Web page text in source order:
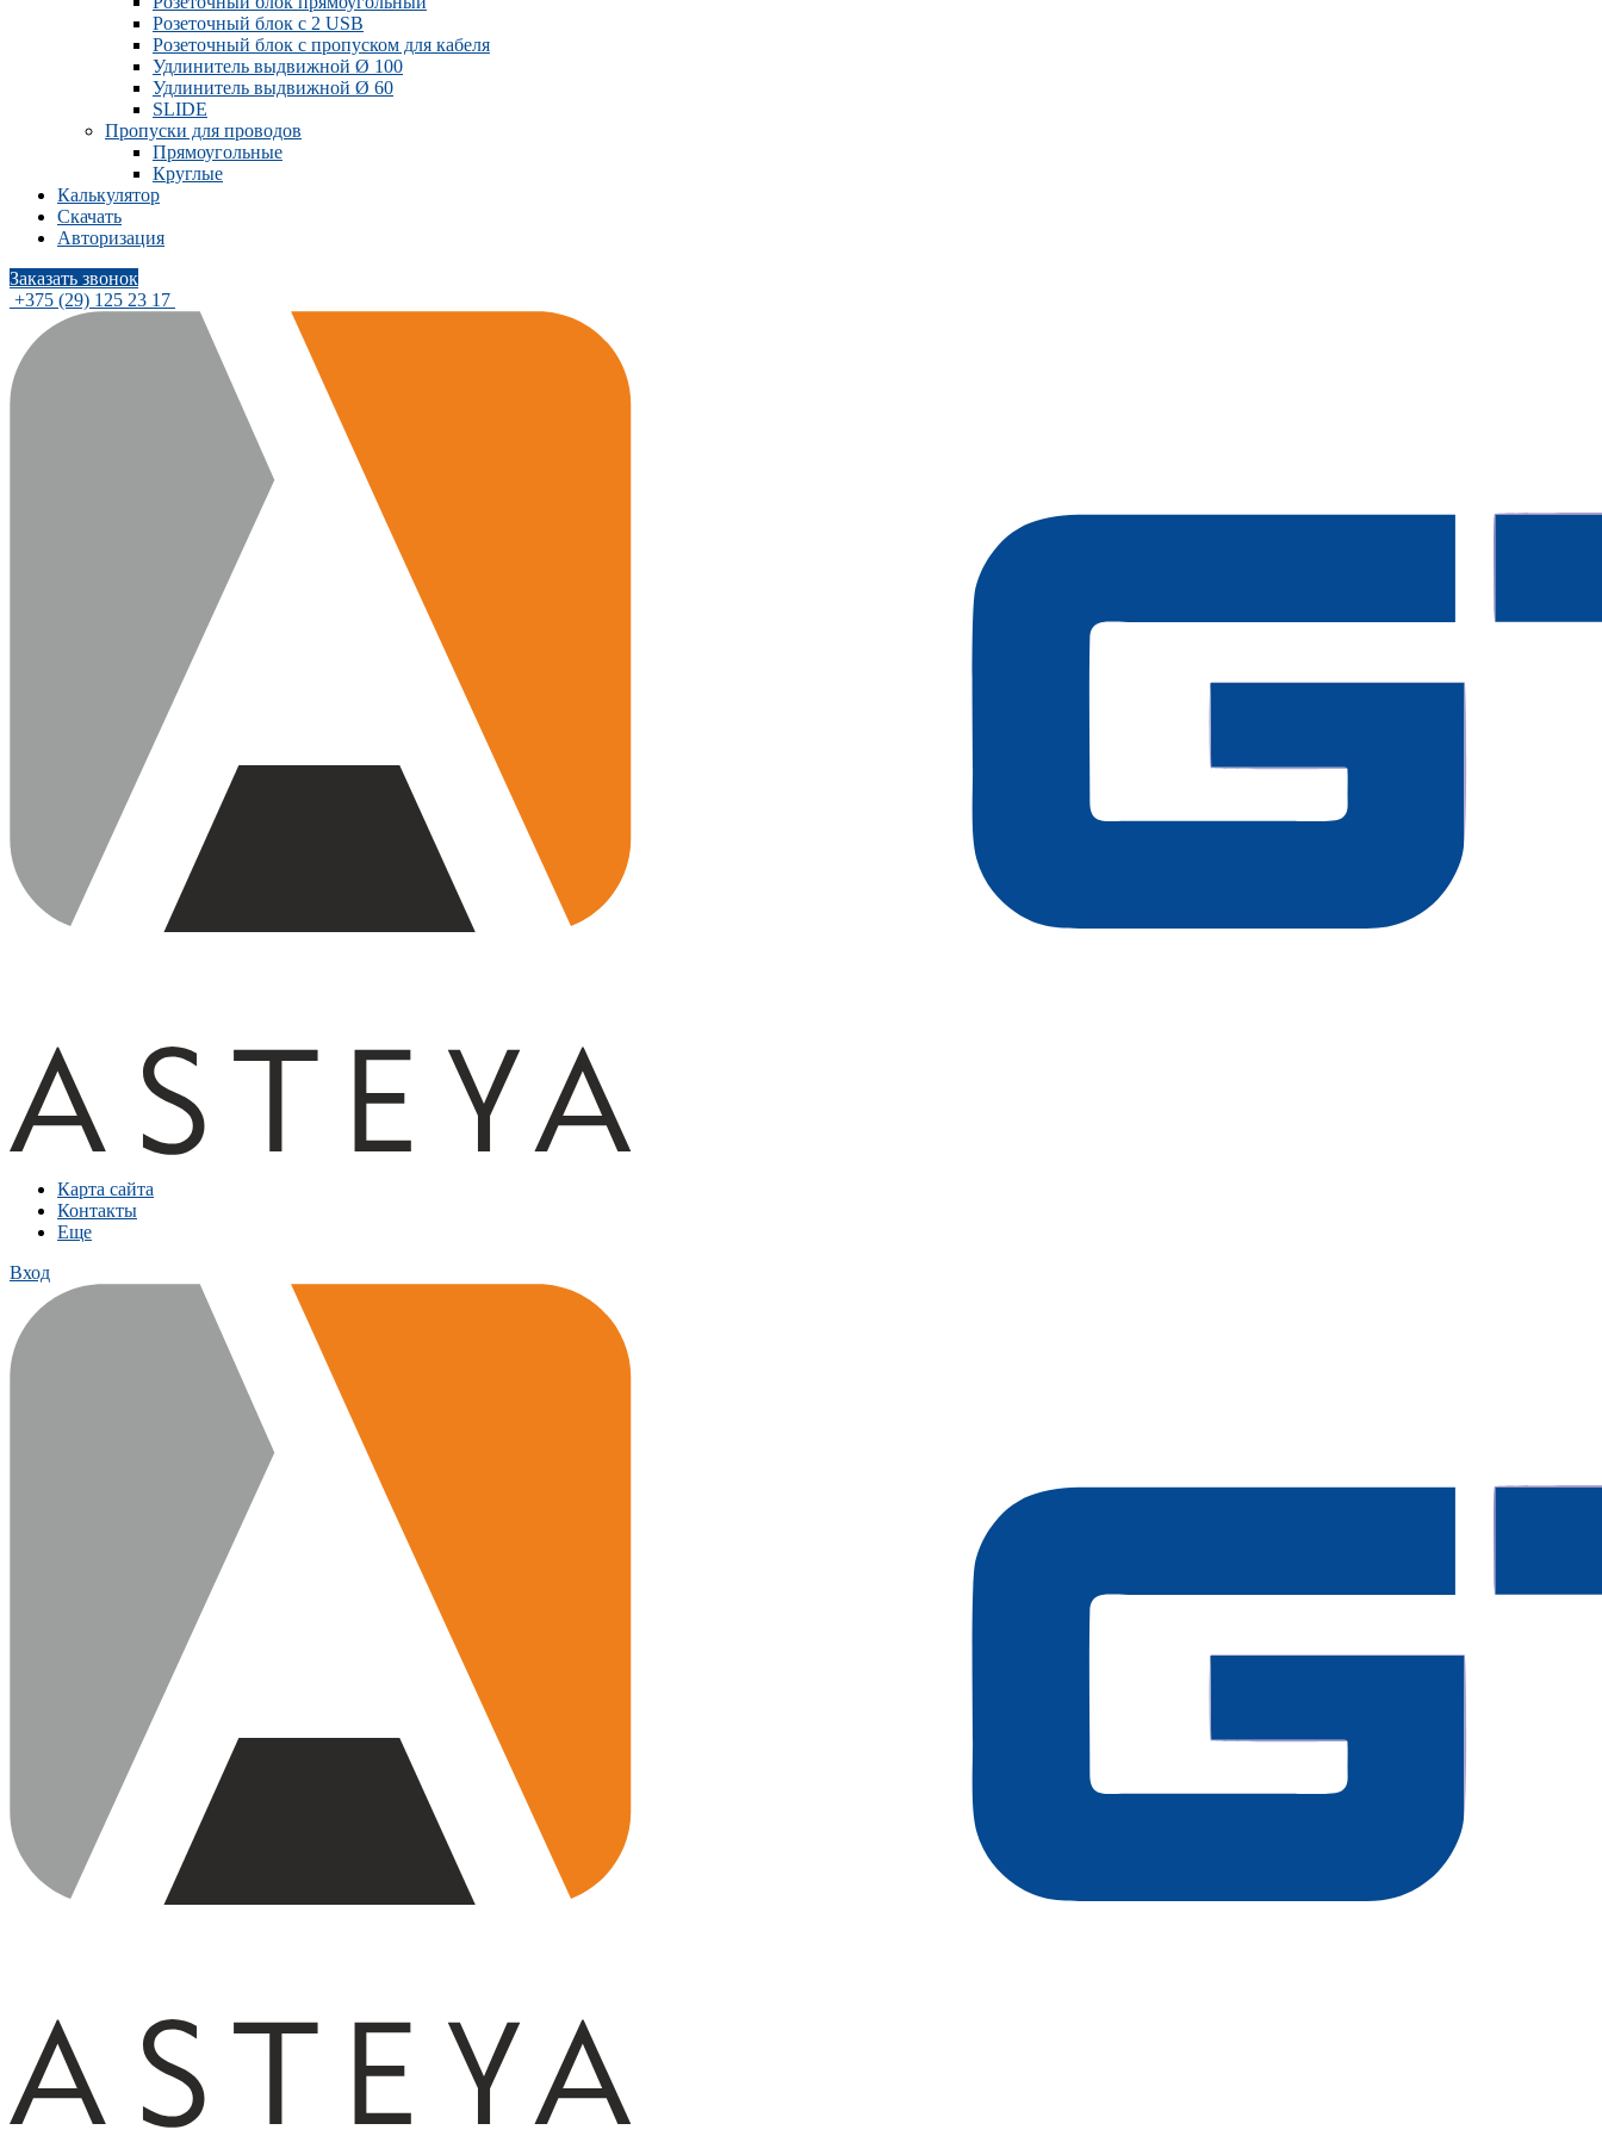
Розеточный блок с 2 USB
Розеточный блок с пропуском для кабеля
Удлинитель выдвижной Ø 100
Удлинитель выдвижной Ø 60
SLIDE
Пропуски для проводов
Прямоугольные
Круглые
Калькулятор
Скачать
Авторизация
Заказать звонок
+375 (29) 125 23 17
Карта сайта
Контакты
Еще
Вход